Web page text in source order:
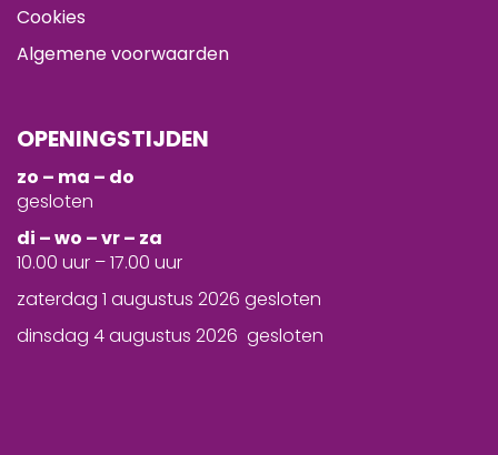
Cookies
Algemene voorwaarden
OPENINGSTIJDEN
zo – ma – do
gesloten
di – wo – vr – za
10.00 uur – 17.00 uur
zaterdag 1 augustus 2026 gesloten
dinsdag 4 augustus 2026 gesloten